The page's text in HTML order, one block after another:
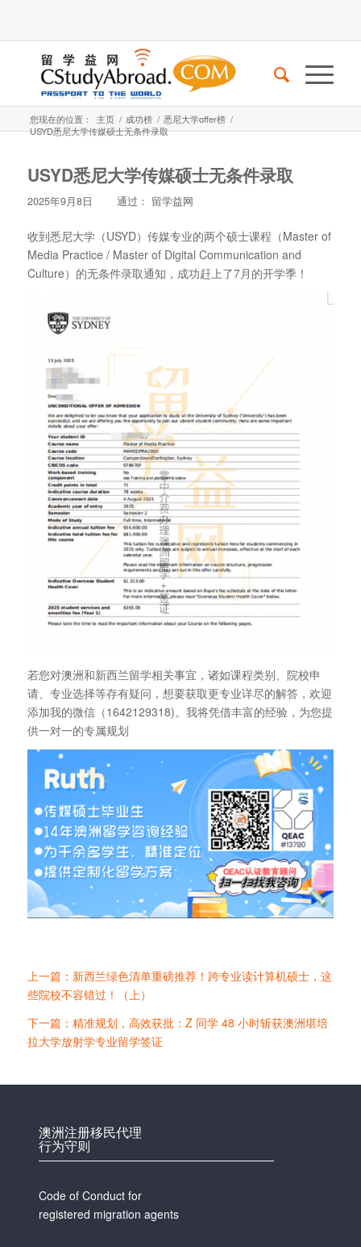
您现在的位置： 主页 / 成功榜 / 悉尼大学offer榜 /
USYD悉尼大学传媒硕士无条件录取
USYD悉尼大学传媒硕士无条件录取
2025年9月8日 通过： 留学益网
收到悉尼大学（USYD）传媒专业的两个硕士课程（Master of
Media Practice / Master of Digital Communication and
Culture）的无条件录取通知，成功赶上了7月的开学季！
若您对澳洲和新西兰留学相关事宜，诸如课程类别、院校申
请、专业选择等存有疑问，想要获取更专业详尽的解答，欢迎
添加我的微信（1642129318)。我将凭借丰富的经验，为您提
供一对一的专属规划
上一篇：新西兰绿色清单重磅推荐！跨专业读计算机硕士，这
些院校不容错过！（上）
下一篇：精准规划，高效获批：Z 同学 48 小时斩获澳洲堪培
拉大学放射学专业留学签证
澳洲注册移民代理
行为守则
Code of Conduct for
registered migration agents